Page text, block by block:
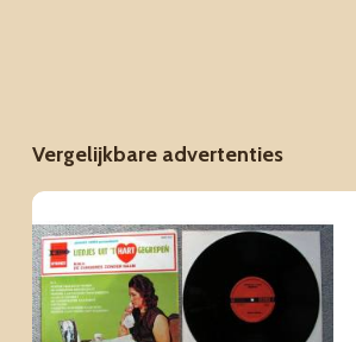
Vergelijkbare advertenties